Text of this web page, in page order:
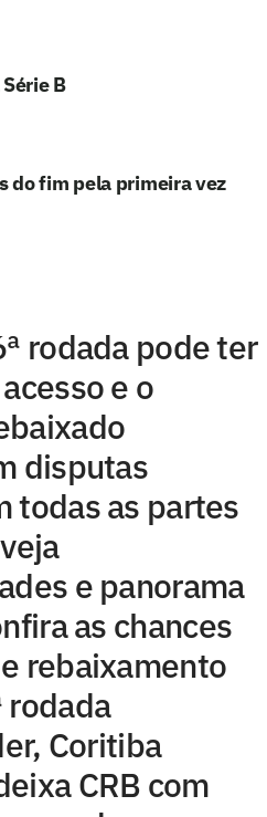
B
do fim pela primeira vez
rodada pode ter
e o
disputas
todas as partes
e panorama
as chances
rebaixamento
rodada
Coritiba
CRB com